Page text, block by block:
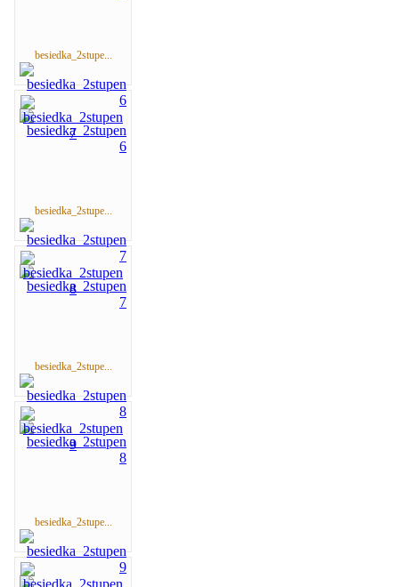
besiedka_2stupe...
besiedka_2stupe...
besiedka_2stupe...
besiedka_2stupe...